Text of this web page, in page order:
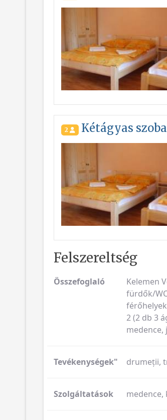
2 Kétágyas szoba
Felszereltség
Összefoglaló
Kelemen
fürdők/
2 (2 db 3
medence,
Tevékenységek" drumeții,
Szolgáltatások